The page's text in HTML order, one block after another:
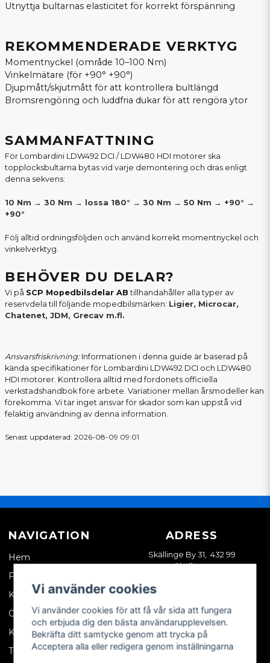
Utnyttja bultarnas elasticitet för korrekt förspänning
REKOMMENDERADE VERKTYG
Momentnyckel (område 10–100 Nm)
Vinkelmätare (för +90° +90°)
Djupmått/skjutmått för att kontrollera bultlängd
Bromsrengöring och luddfria dukar för att rengöra ytor
SAMMANFATTNING
För Lombardini LDW492 DCI / LDW480 HDI motorer ska
topplocksbultarna bytas vid varje demontering och dras enligt
denna sekvens:
10 Nm → 30 Nm → lossa 180° → 30 Nm → 50 Nm → +90° →
+90°
Följ alltid ordningsföljden och använd korrekt momentnyckel och
vinkelverktyg.
BEHÖVER DU DELAR?
Vi på SCP Mopedbilsdelar AB tillhandahåller alla typer av
reservdela till följande mopedbilsmärken: Ligier, Microcar,
Chatenet, JDM, Grecav m.fl.
Ansvarsfriskrivning:Informationen i denna guide är baserad på
kända specifikationer för Lombardini LDW492 DCI och LDW480
HDI motorer. Kontrollera alltid med fordonets officiella
verkstadshandbok före arbete. Variationer mellan årsmodeller kan
förekomma. Vi tar inget ansvar för skador som kan uppstå vid
felaktig användning av denna information.
Senast uppdaterad: 2026-08-09 09:01
NAVIGATION
Hem
Företagskund
Kontakta oss
Om oss
Köpvillkor
Tips & trix
ADRESS
Skällinge By 31, 432 99
Skällinge
Vi använder cookies
Vi använder cookies för att få vår sida att fungera
och erbjuda dig den bästa användarupplevelsen.
Bekräfta ditt samtycke genom att trycka på
Acceptera alla eller redigera genom inställningarna